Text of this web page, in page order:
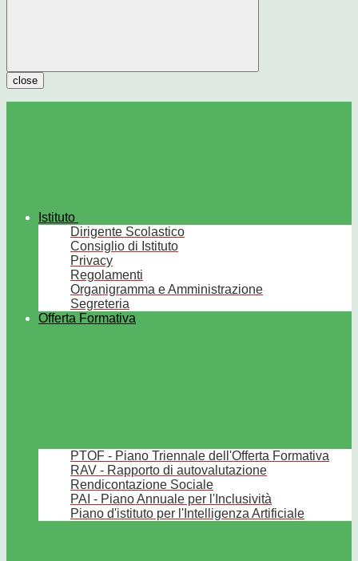
close
Istituto
Dirigente Scolastico
Consiglio di Istituto
Privacy
Regolamenti
Organigramma e Amministrazione
Segreteria
Offerta Formativa
PTOF - Piano Triennale dell'Offerta Formativa
RAV - Rapporto di autovalutazione
Rendicontazione Sociale
PAI - Piano Annuale per l'Inclusività
Piano d'istituto per l'Intelligenza Artificiale